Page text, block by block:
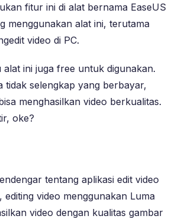
fitur ini di alat bernama EaseUS
menggunakan alat ini, terutama
video di PC.
ini juga free untuk digunakan.
tidak selengkap yang berbayar,
menghasilkan video berkualitas.
oke?
tentang aplikasi edit video
editing video menggunakan Luma
video dengan kualitas gambar